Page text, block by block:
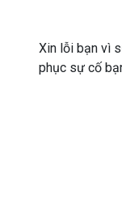
Xin lỗi bạn vì
phục sự cố